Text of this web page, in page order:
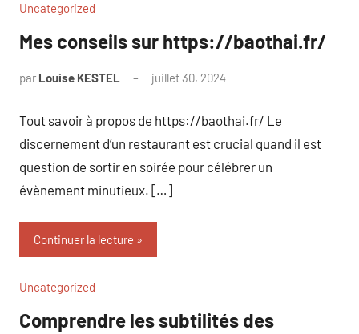
Uncategorized
Mes conseils sur https://baothai.fr/
par Louise KESTEL juillet 30, 2024
Tout savoir à propos de https://baothai.fr/ Le
discernement d’un restaurant est crucial quand il est
question de sortir en soirée pour célébrer un
évènement minutieux. […]
Continuer la lecture
Uncategorized
Comprendre les subtilités des